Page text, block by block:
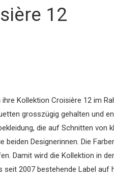
12
Kollektion Croisière 12 im
grosszügig gehalten und
die auf Schnitten von
Designerinnen. Die
Damit wird die Kollektion in
2007 bestehende Label